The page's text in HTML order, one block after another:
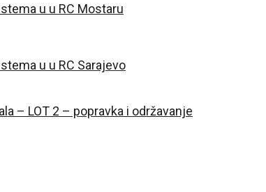
u u RC Mostaru
u u RC Sarajevo
– LOT 2 – popravka i održavanje